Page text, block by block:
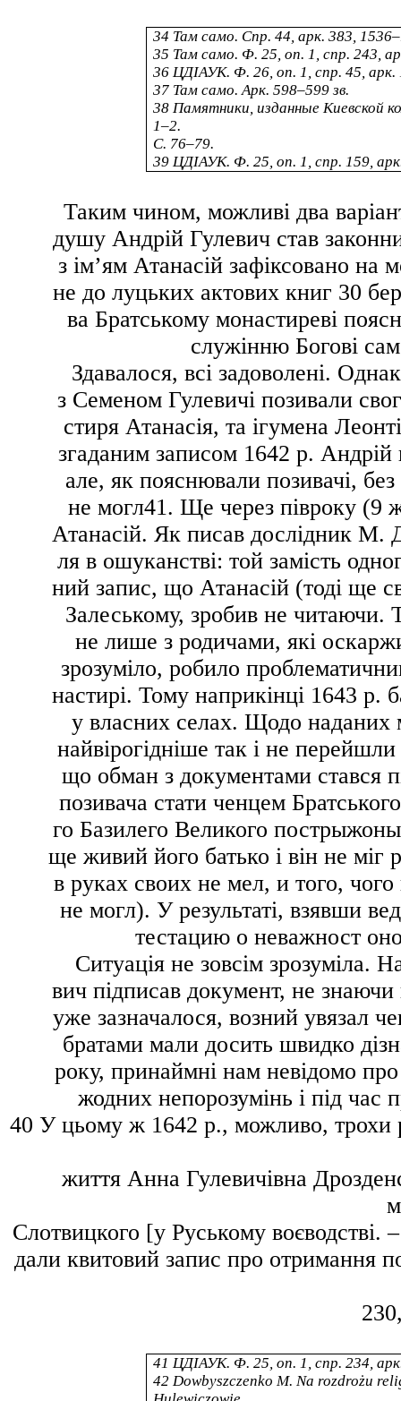
34 Там само. Спр. 44, арк. 383,
35 Там само. Ф. 25, оп. 1, спр. 243,
36 ЦДІАУК. Ф. 26, оп. 1, спр. 45, арк.
37 Там само. Арк. 598–599 зв.
38 Памятники, изданные Киевской
1–2.
С. 76–79.
39 ЦДІАУК. Ф. 25, оп. 1, спр. 159,
Таким чином, можливі два
душу Андрій Гулевич став
з ім’ям Атанасій зафіксовано на
не до луцьких актових книг 30
ва Братському монастиреві
служінню Богові
Здавалося, всі задоволені.
з Семеном Гулевичі позивали
стиря Атанасія, та ігумена
згаданим записом 1642 р. Андрій
але, як пояснювали позивачі,
не могл41. Ще через півроку (9
Атанасій. Як писав дослідник М.
ля в ошуканстві: той замість
ний запис, що Атанасій (тоді ще
Залеському, зробив не читаючи.
не лише з родичами, які
зрозуміло, робило
настирі. Тому наприкінці 1643
у власних селах. Щодо наданих
найвірогідніше так і не
що обман з документами стався
позивача стати ченцем
го Базилего Великого
ще живий його батько і він не міг
в руках своих не мел, и того,
не могл). У результаті, взявши
тестацию о неважност
Ситуація не зовсім зрозуміла.
вич підписав документ, не знаючи
уже зазначалося, возний увязал
братами мали досить швидко
року, принаймні нам невідомо
жодних непорозумінь і під час
40 У цьому ж 1642 р., можливо, трохи
життя Анна Гулевичівна
Слотвицкого [у Руському воєводстві.
дали квитовий запис про отримання
41 ЦДІАУК. Ф. 25, оп. 1, спр. 234,
42 Dowbyszczenko M. Na rozdrożu